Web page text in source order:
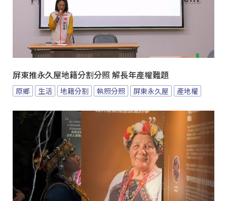
屏東推永久屋地籍分割分照 解長年產權難題
原鄉 生活 地籍分割 執照分照 屏東永久屋 產地權